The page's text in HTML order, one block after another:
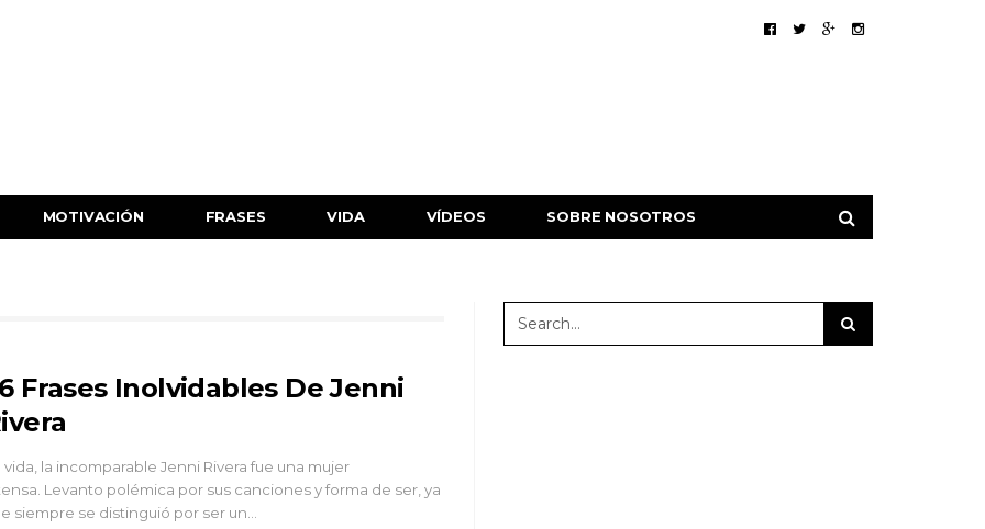
MOTIVACIÓN FRASES VIDA VÍDEOS SOBRE NOSOTROS
Frases Inolvidables De Jenni
vida, la incomparable Jenni Rivera fue una mujer
Levanto polémica por sus canciones y forma de ser, ya
siempre se distinguió por ser un…